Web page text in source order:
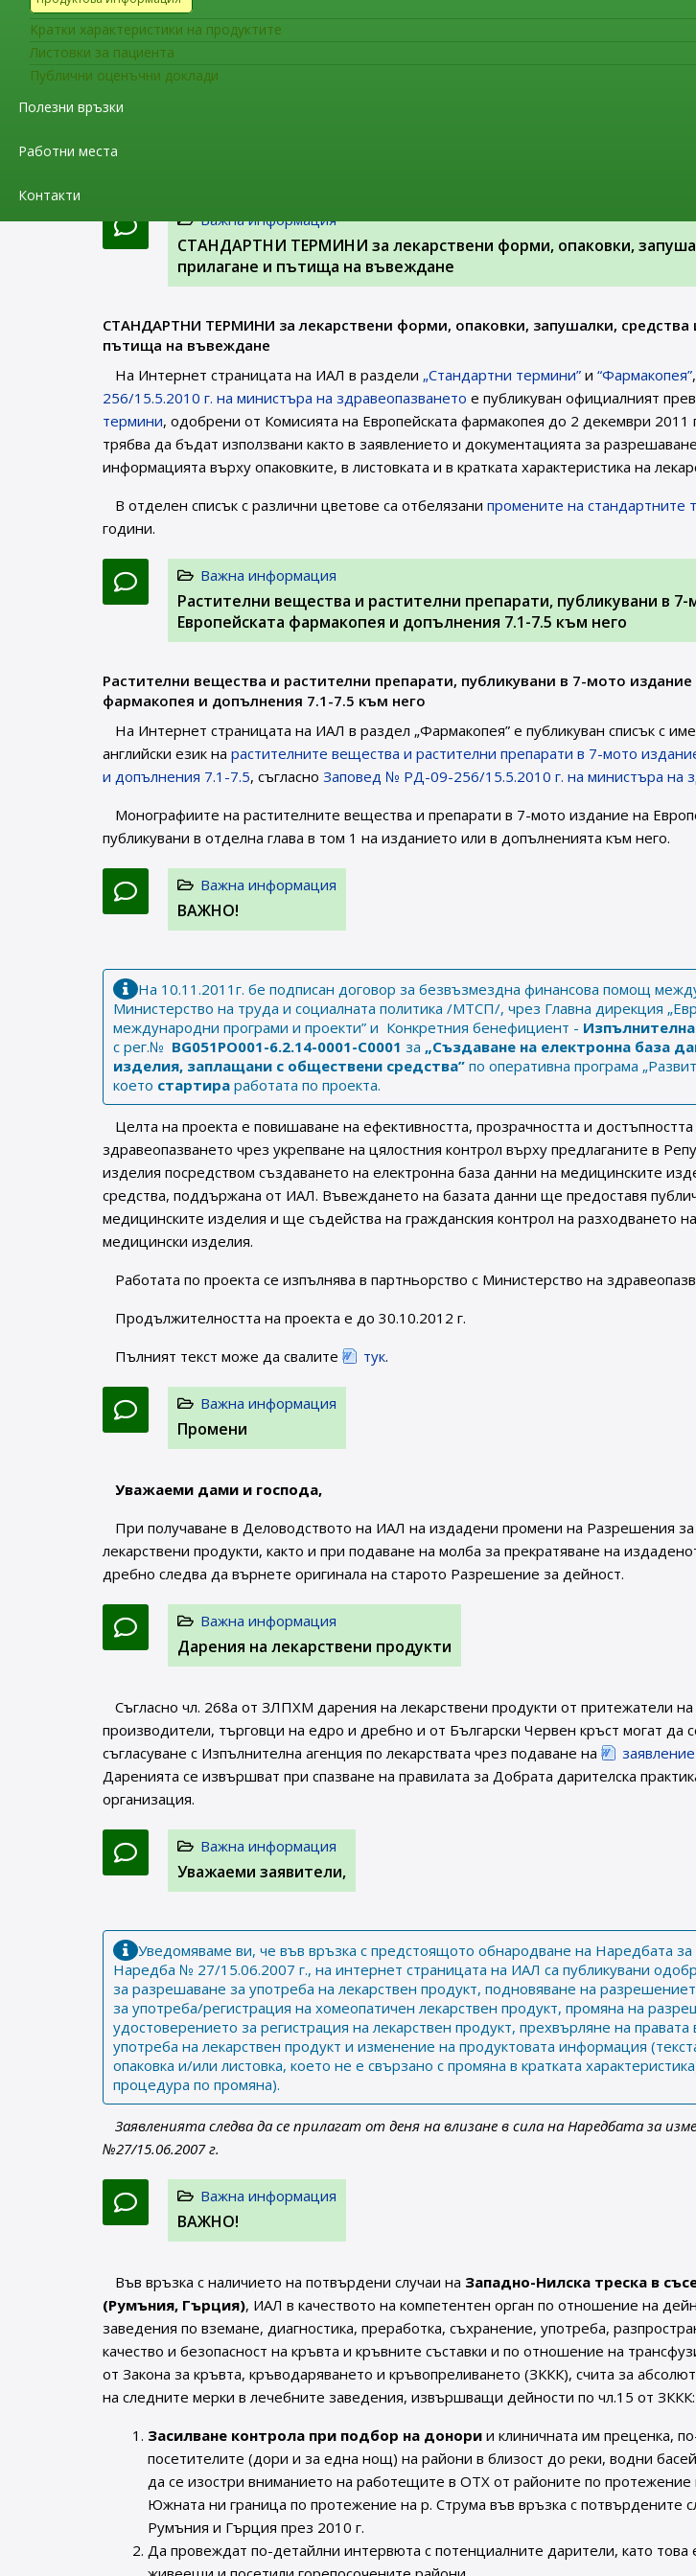
Кратки характеристики на продуктите
Листовки за пациента
Публични оценъчни доклади
Полезни връзки
Работни места
Контакти
започване на процеса на електронното подаване на информацията поне един
да бъде обучен и да положи успешно теста за оценка на знанията по
Dictionary (XEVMPD)
Важна информация
СТАНДАРТНИ ТЕРМИНИ за лекарствени форми, опаковки,
прилагане и пътища на въвеждане
СТАНДАРТНИ ТЕРМИНИ за лекарствени форми, опаковки, запушалки, средства
пътища на въвеждане
На Интернет страницата на ИАЛ в раздели „Стандартни термини” и“Фармакопея”
256/15.5.2010 г. на министъра на здравеопазването е публикуван официалният
термини, одобрени от Комисията на Европейската фармакопея до 2 декември 2011
трябва да бъдат използвани както в заявлението и документацията за
информацията върху опаковките, в листовката и в кратката характеристика на
В отделен списък с различни цветове са отбелязанипромените на стандартните
години.
Важна информация
Растителни вещества и растителни препарати, публикувани в
Европейската фармакопея и допълнения 7.1-7.5 към него
Растителни вещества и растителни препарати, публикувани в 7-мото издание
фармакопея и допълнения 7.1-7.5 към него
На Интернет страницата на ИАЛ в раздел „Фармакопея” е публикуван списък с
английски език на растителните вещества и растителни препарати в 7-мото
и допълнения 7.1-7.5, съгласно Заповед № РД-09-256/15.5.2010 г. на министъра на
Монографиите на растителните вещества и препарати в 7-мото издание на
публикувани в отделна глава в том 1 на изданието или в допълненията към него.
Важна информация
ВАЖНО!
На 10.11.2011г. бе подписан договор за безвъзмездна финансова помощ
Министерство на труда и социалната политика /МТСП/, чрез Главна дирекция
международни програми и проекти” и Конкретния бенефициент -
с рег.№ BG051PO001-6.2.14-0001-С0001 за „Създаване на електронна база
изделия, заплащани с обществени средства” по оперативна програма
което стартира работата по проекта.
Целта на проекта е повишаване на ефективността, прозрачността и достъпността
здравеопазването чрез укрепване на цялостния контрол върху предлаганите в
изделия посредством създаването на електронна база данни на медицинските
средства, поддържана от ИАЛ. Въвеждането на базата данни ще предоставя
медицинските изделия и ще съдейства на гражданския контрол на разходването
медицински изделия.
Работата по проекта се изпълнява в партньорство с Министерство на
Продължителността на проекта е до 30.10.2012 г.
Пълният текст може да свалите
тук.
Важна информация
Промени
Уважаеми дами и господа,
При получаване в Деловодството на ИАЛ на издадени промени на Разрешения
лекарствени продукти, както и при подаване на молба за прекратяване на
дребно следва да върнете оригинала на старото Разрешение за дейност.
Важна информация
Дарения на лекарствени продукти
Съгласно чл. 268а от ЗЛПХМ дарения на лекарствени продукти от притежатели
производители, търговци на едро и дребно и от Български Червен кръст могат да
съгласуване с Изпълнителна агенция по лекарствата чрез подаване на
Даренията се извършват при спазване на правилата за Добрата дарителска
организация.
Важна информация
Уважаеми заявители,
Уведомяваме ви, че във връзка с предстоящото обнародване на Наредбата
Наредба № 27/15.06.2007 г., на интернет страницата на ИАЛ са публикувани
за разрешаване за употреба на лекарствен продукт, подновяване на
за употреба/регистрация на хомеопатичен лекарствен продукт, промяна на
удостоверението за регистрация на лекарствен продукт, прехвърляне на
употреба на лекарствен продукт и изменение на продуктовата информация
опаковка и/или листовка, което не е свързано с промяна в кратката
процедура по промяна).
Заявленията следва да се прилагат от деня на влизане в сила на Наредбата за
№27/15.06.2007 г.
Важна информация
ВАЖНО!
Във връзка с наличието на потвърдени случаи на Западно-Нилска треска в
(Румъния, Гърция), ИАЛ в качеството на компетентен орган по отношение на
заведения по вземане, диагностика, преработка, съхранение, употреба,
качество и безопасност на кръвта и кръвните съставки и по отношение на
от Закона за кръвта, кръводаряването и кръвопреливането (ЗККК), счита за
на следните мерки в лечебните заведения, извършващи дейности по чл.15 от ЗККК:
Засилване контрола при подбор на донори и клиничната им преценка,
посетителите (дори и за една нощ) на райони в близост до реки, водни
да се изостри вниманието на работещите в ОТХ от районите по протежение
Южната ни граница по протежение на р. Струма във връзка с потвърдените
Румъния и Гърция през 2010 г.
Да провеждат по-детайлни интервюта с потенциалните дарители, като това